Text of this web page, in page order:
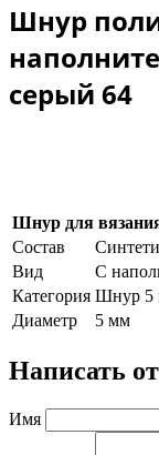
Шнур
серый 64
Шнур для
Состав
Вид
С
Категория Шнур 5
Диаметр
5 мм
Написать
Имя